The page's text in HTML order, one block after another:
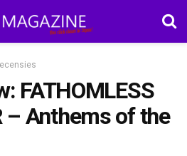
FATHOMLESS
– Anthems of the